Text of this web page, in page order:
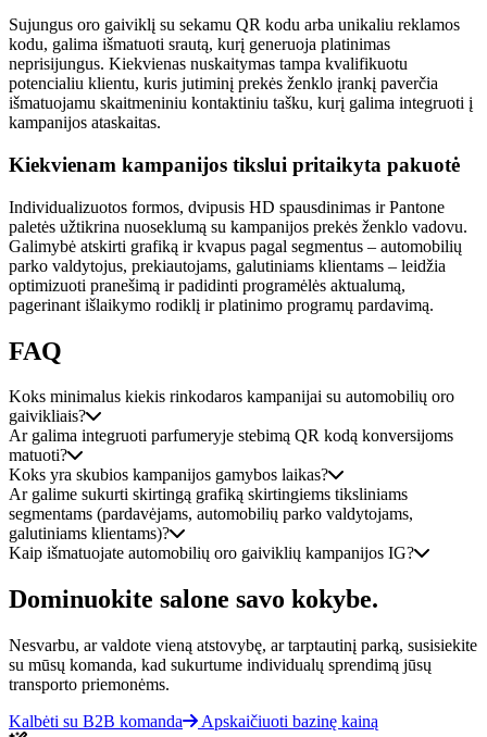
Sujungus oro gaiviklį su sekamu QR kodu arba unikaliu reklamos
kodu, galima išmatuoti srautą, kurį generuoja platinimas
neprisijungus. Kiekvienas nuskaitymas tampa kvalifikuotu
potencialiu klientu, kuris jutiminį prekės ženklo įrankį paverčia
išmatuojamu skaitmeniniu kontaktiniu tašku, kurį galima integruoti į
kampanijos ataskaitas.
Kiekvienam kampanijos tikslui pritaikyta pakuotė
Individualizuotos formos, dvipusis HD spausdinimas ir Pantone
paletės užtikrina nuoseklumą su kampanijos prekės ženklo vadovu.
Galimybė atskirti grafiką ir kvapus pagal segmentus – automobilių
parko valdytojus, prekiautojams, galutiniams klientams – leidžia
optimizuoti pranešimą ir padidinti programėlės aktualumą,
pagerinant išlaikymo rodiklį ir platinimo programų pardavimą.
FAQ
Koks minimalus kiekis rinkodaros kampanijai su automobilių oro
gaivikliais?
Ar galima integruoti parfumeryje stebimą QR kodą konversijoms
matuoti?
Koks yra skubios kampanijos gamybos laikas?
Ar galime sukurti skirtingą grafiką skirtingiems tiksliniams
segmentams (pardavėjams, automobilių parko valdytojams,
galutiniams klientams)?
Kaip išmatuojate automobilių oro gaiviklių kampanijos IG?
Dominuokite salone savo kokybe.
Nesvarbu, ar valdote vieną atstovybę, ar tarptautinį parką, susisiekite
su mūsų komanda, kad sukurtume individualų sprendimą jūsų
transporto priemonėms.
Kalbėti su B2B komanda
Apskaičiuoti bazinę kainą